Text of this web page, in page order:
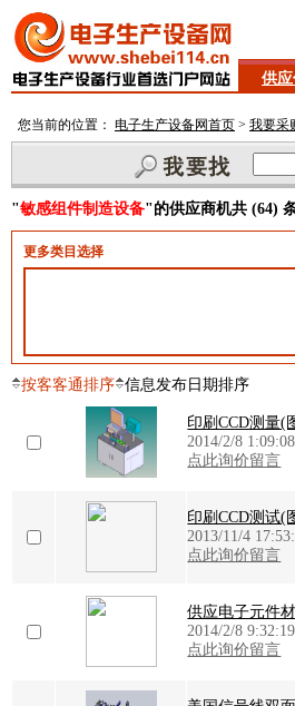
供
您当前的位置： 电子生产设备网首页 > 我要采
"敏感组件制造设备"的供应商机共 (64)
更多类目选择
按客客通排序 信息发布日期排序
印刷CCD测量(
2014/2/8 1:09:08
点此询价留言
印刷CCD测试(
2013/11/4
点此询价留言
供应电子元件
2014/2/8 9:32:19
点此询价留言